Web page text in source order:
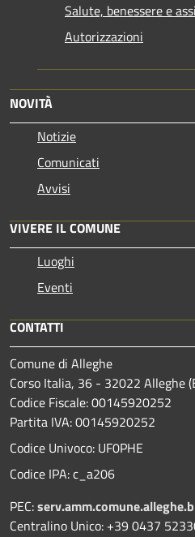
Salute, benessere e
Autorizzazioni
NOVITÀ
Notizie
Comunicati
Avvisi
VIVERE IL COMUNE
Luoghi
Eventi
CONTATTI
Comune di Alleghe
Corso Italia, 36 - 32022 Alleghe
Codice Fiscale: 00145920252
Partita IVA: 00145920252
Codice Univoco: UF0PHE
Codice IPA: c_a206
PEC:
Centralino Unico: +39 0437